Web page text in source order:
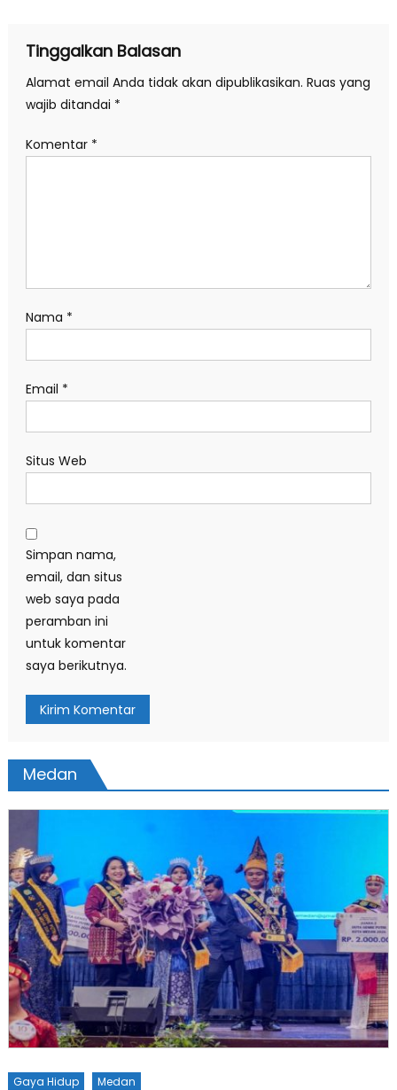
Tinggalkan Balasan
Alamat email Anda tidak akan dipublikasikan. Ruas yang
wajib ditandai *
Komentar *
Nama *
Email *
Situs Web
Simpan nama,
email, dan situs
web saya pada
peramban ini
untuk komentar
saya berikutnya.
Medan
Gaya Hidup Medan